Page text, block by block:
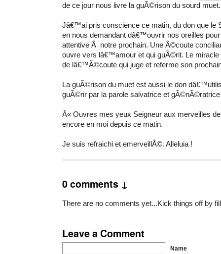
de ce jour nous livre la guÃ©rison du sourd muet.
Jâ€™ai pris conscience ce matin, du don que le
en nous demandant dâ€™ouvrir nos oreilles
attentive Ã notre prochain. Une Ã©coute
ouvre vers lâ€™amour et qui guÃ©rit. Le
de lâ€™Ã©coute qui juge et referme son
La guÃ©rison du muet est aussi le don
guÃ©rir par la parole salvatrice et gÃ©nÃ©ratrice
Â« Ouvres mes yeux Seigneur aux merveilles
encore en moi depuis ce matin.
Je suis refraichi et emerveillÃ©. Alleluia !
0 comments ↓
There are no comments yet...Kick things off by
Leave a Comment
Name